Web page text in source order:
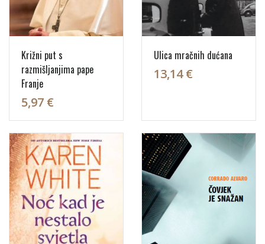
Križni put s
razmišljanjima pape
Franje
5,97 €
Ulica mračnih dućana
13,14 €